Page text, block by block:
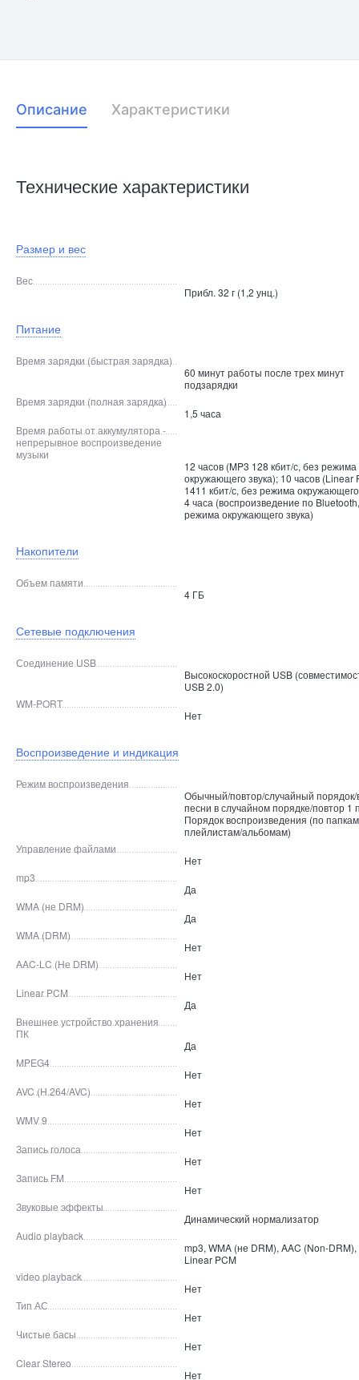
Описание Характеристики
Технические характеристики
Размер и вес
Вес
Прибл. 32 г (1,2 унц.)
Питание
Время зарядки (быстрая зарядка)
60 минут работы после трех минут
подзарядки
Время зарядки (полная зарядка)
1,5 часа
Время работы от аккумулятора -
непрерывное воспроизведение
музыки
12 часов (MP3 128 кбит/с, без режима
окружающего звука); 10 часов (Linear
1411 кбит/с, без режима окружающего
4 часа (воспроизведение по
режима окружающего звука)
Накопители
Объем памяти
4 ГБ
Сетевые подключения
Соединение USB
Высокоскоростной USB
USB 2.0)
WM-PORT
Нет
Воспроизведение и индикация
Режим воспроизведения
Обычный/повтор/случайный порядок/
песни в случайном порядке/повтор 1
Порядок воспроизведения (по
плейлистам/альбомам)
Управление файлами
Нет
mp3
Да
WMA (не DRM)
Да
WMA (DRM)
Нет
AAC-LC (Не DRM)
Нет
Linear PCM
Да
Внешнее устройство хранения
ПК
Да
MPEG4
Нет
AVC (H.264/AVC)
Нет
WMV 9
Нет
Запись голоса
Нет
Запись FM
Нет
Звуковые эффекты
Динамический нормализатор
Audio playback
mp3, WMA (не DRM), AAC (Non-DRM),
Linear PCM
video playback
Нет
Тип АС
Нет
Чистые басы
Нет
Clear Stereo
Нет